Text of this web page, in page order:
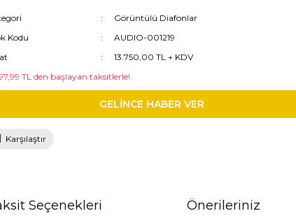
Görüntülü Diafonlar
Kodu
AUDIO-001219
13.750,00 TL + KDV
TL den başlayan taksitlerle!
GELİNCE HABER VER
Karşılaştır
Seçenekleri Önerileriniz